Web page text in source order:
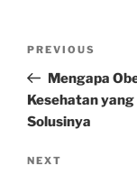
Previous
Post
PREVIOUS
Mengapa
Kesehatan
Solusinya
Next
NEXT